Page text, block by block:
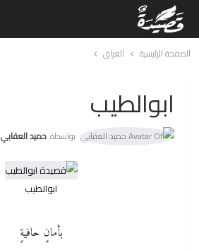
الصفحة الرئيسية العراق
ابوالطيب
بواسطة حميد العقابي
ابوالطيب
بأمانٍ حافيةٍ